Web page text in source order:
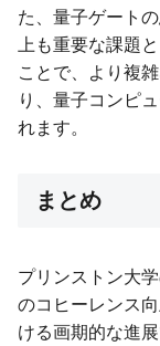
た、量子ゲート
上も重要な課題
ことで、より複
り、量子コンピ
れます。
まとめ
プリンストン大
のコヒーレンス
ける画期的な進